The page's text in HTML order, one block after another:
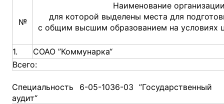
№
Наименование
для которой выделены места для
с общим высшим образованием на условиях
1.
СОАО ”Коммунарка“
Всего:
Специальность 6-05-1036-03 ”Государственный
аудит“